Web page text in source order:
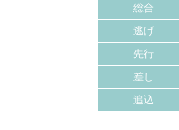
総合
逃げ
先行
差し
追込